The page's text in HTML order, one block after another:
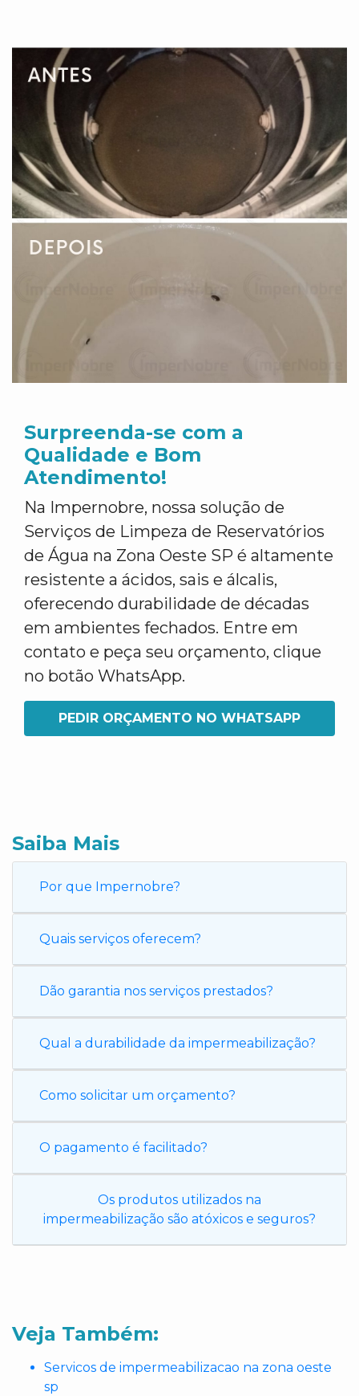
Surpreenda-se com a
Qualidade e Bom
Atendimento!
Na Impernobre, nossa solução de
Serviços de Limpeza de Reservatórios
de Água na Zona Oeste SP é altamente
resistente a ácidos, sais e álcalis,
oferecendo durabilidade de décadas
em ambientes fechados. Entre em
contato e peça seu orçamento, clique
no botão WhatsApp.
PEDIR ORÇAMENTO NO WHATSAPP
Saiba Mais
Por que Impernobre?
Quais serviços oferecem?
Dão garantia nos serviços prestados?
Qual a durabilidade da impermeabilização?
Como solicitar um orçamento?
O pagamento é facilitado?
Os produtos utilizados na
impermeabilização são atóxicos e seguros?
Veja Também:
Servicos de impermeabilizacao na zona oeste
sp